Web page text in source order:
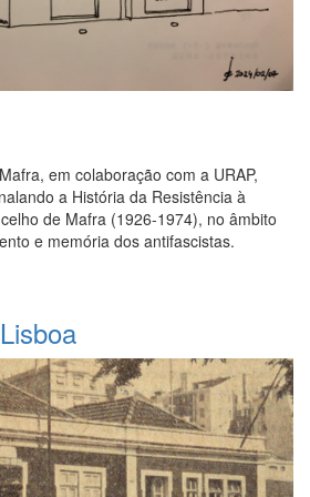
em colaboração com a URAP,
a História da Resistência à
de Mafra (1926-1974), no âmbito
e memória dos antifascistas.